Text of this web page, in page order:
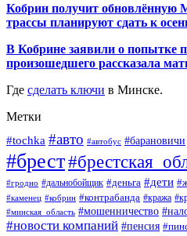
Кобрин получит обновлённую
трассы планируют сдать к
В Кобрине заявили о попытке
произошедшего рассказала
Где сделать ключи в Минске.
Метки
#tochka #авто #автобус #барановичи
#брест
#гродно #дальнобойщик #деньга #дети
#каменец #кобрин #контрабанда #кража
#минская_область #мошенничество
#новости компаний #пенсия